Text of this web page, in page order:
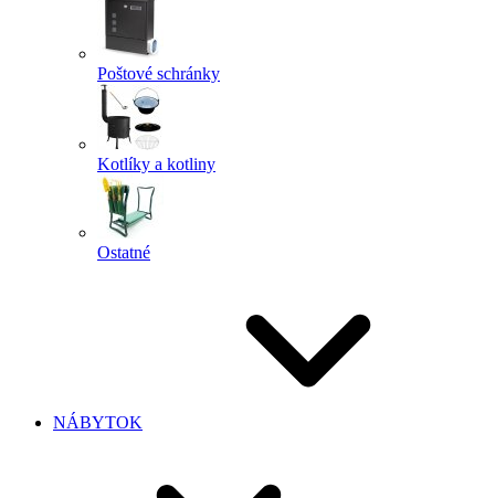
Poštové schránky
Kotlíky a kotliny
Ostatné
NÁBYTOK